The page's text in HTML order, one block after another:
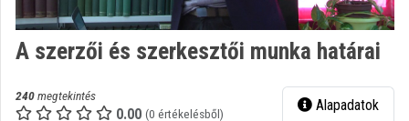
Intézményi felfedezés
Kategóriák
Intézményi listák
A szerzői és szerkesztői munka határai
240megtekintés
0.00 (0 értékelésből) Alapadatok